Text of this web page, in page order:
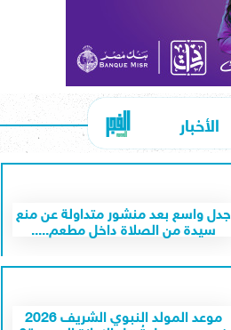
الأخبار
جدل واسع بعد منشور متداولة عن منع
سيدة من الصلاة داخل مطعم.....
موعد المولد النبوي الشريف 2026